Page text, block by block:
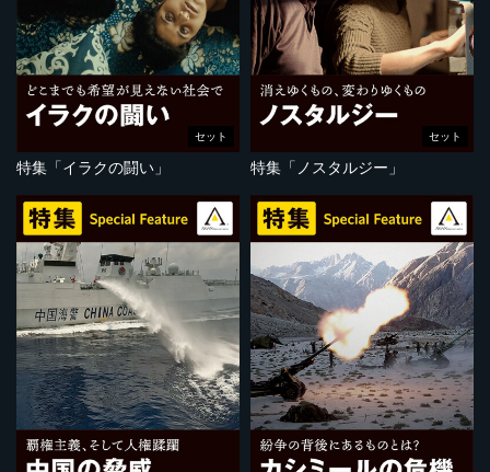
セット
特集「イラクの闘い」
セット
特集「ノスタルジー」